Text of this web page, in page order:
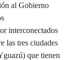
al Gobierno
interconectados
las tres ciudades
que tienen